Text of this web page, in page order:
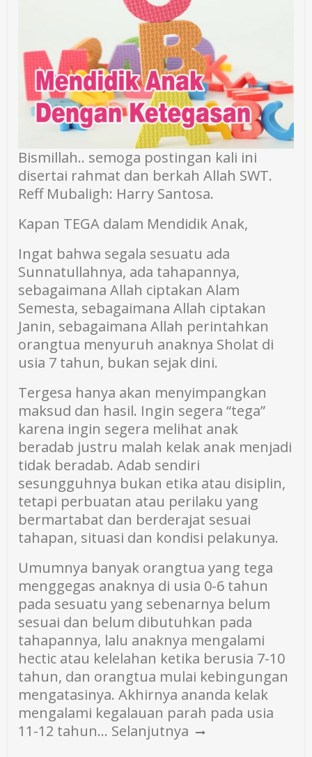
Bismillah.. semoga postingan kali ini
disertai rahmat dan berkah Allah SWT.
Reff Mubaligh: Harry Santosa.
Kapan TEGA dalam Mendidik Anak,
Ingat bahwa segala sesuatu ada
Sunnatullahnya, ada tahapannya,
sebagaimana Allah ciptakan Alam
Semesta, sebagaimana Allah ciptakan
Janin, sebagaimana Allah perintahkan
orangtua menyuruh anaknya Sholat di
usia 7 tahun, bukan sejak dini.
Tergesa hanya akan menyimpangkan
maksud dan hasil. Ingin segera “tega”
karena ingin segera melihat anak
beradab justru malah kelak anak menjadi
tidak beradab. Adab sendiri
sesungguhnya bukan etika atau disiplin,
tetapi perbuatan atau perilaku yang
bermartabat dan berderajat sesuai
tahapan, situasi dan kondisi pelakunya.
Umumnya banyak orangtua yang tega
menggegas anaknya di usia 0-6 tahun
pada sesuatu yang sebenarnya belum
sesuai dan belum dibutuhkan pada
tahapannya, lalu anaknya mengalami
hectic atau kelelahan ketika berusia 7-10
tahun, dan orangtua mulai kebingungan
mengatasinya. Akhirnya ananda kelak
mengalami kegalauan parah pada usia
11-12 tahun… Selanjutnya